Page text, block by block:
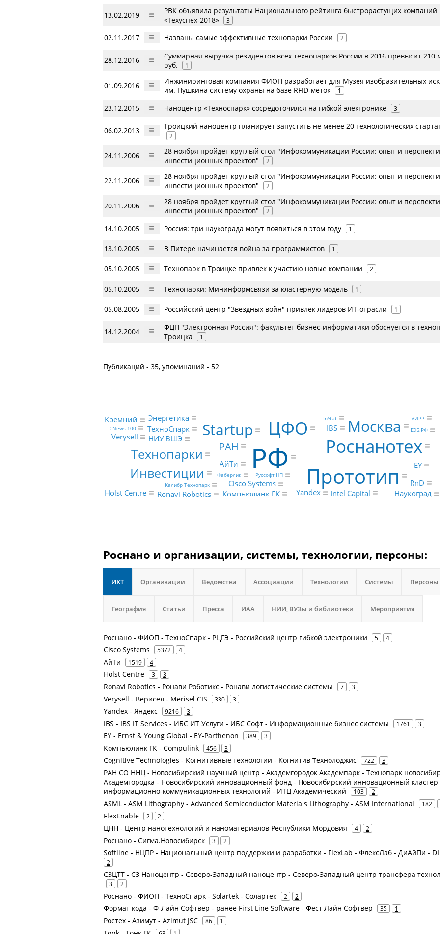
13.02.2019
РВК объявила результаты Национального рейтинга быстрорастущих компаний
«Техуспех-2018»
3
02.11.2017 Названы самые эффективные технопарки России 2
28.12.2016
Суммарная выручка резидентов всех технопарков России в 2016 превысит 210
руб.
1
01.09.2016
Инжиниринговая компания ФИОП разработает для Музея изобразительных
им. Пушкина систему охраны на базе RFID-меток
1
23.12.2015 Наноцентр «Техноспарк» сосредоточился на гибкой электронике 3
06.02.2013 Троицкий наноцентр планирует запустить не менее 20 технологических
2
24.11.2006
28 ноября пройдет круглый стол "Инфокоммуникации России: опыт и
инвестиционных проектов"
2
22.11.2006
28 ноября пройдет круглый стол "Инфокоммуникации России: опыт и
инвестиционных проектов"
2
20.11.2006
28 ноября пройдет круглый стол "Инфокоммуникации России: опыт и
инвестиционных проектов"
2
14.10.2005 Россия: три наукограда могут появиться в этом году 1
13.10.2005 В Питере начинается война за программистов 1
05.10.2005 Технопарк в Троицке привлек к участию новые компании 2
05.10.2005 Технопарки: Мининформсвязи за кластерную модель 1
05.08.2005 Российский центр "Звездных войн" привлек лидеров ИТ-отрасли 1
14.12.2004
ФЦП "Электронная Россия": факультет бизнес-информатики обоснуется в
Троицка
1
Публикаций - 35, упоминаний - 52
РФ
Прототип
Роснанотех
ЦФО Москва
Startup
Технопарки
Инвестиции
РАН
ТехноСпарк
Cisco Systems
АйТи
Энергетика
Кремний
RnD
НИУ ВШЭ
Holst Centre Ronavi Robotics
Verysell
Yandex
IBS
EY
Компьюлинк ГК Intel Capital Наукоград
Фаберлик
InStat
Калибр Технопарк
ВЭБ.РФ
Руссофт НП
CNews 100
АИРР
Роснано и организации, системы, технологии, персоны:
ИКТ Организации Ведомства Ассоциации Технологии Системы Персоны
География Статьи Пресса ИАА НИИ, ВУЗы и библиотеки Мероприятия
Роснано - ФИОП - ТехноСпарк - РЦГЭ - Российский центр гибкой электроники 5 4
Cisco Systems 5372 4
АйТи 1519 4
Holst Centre 3 3
Ronavi Robotics - Ронави Роботикс - Ронави логистические системы 7 3
Verysell - Верисел - Merisel CIS 330 3
Yandex - Яндекс 9216 3
IBS - IBS IT Services - ИБС ИТ Услуги - ИБС Софт - Информационные бизнес системы 1761 3
EY - Ernst & Young Global - EY-Parthenon 389 3
Компьюлинк ГК - Compulink 456 3
Cognitive Technologies - Когнитивные технологии - Когнитив Технолоджис 722 3
РАН СО ННЦ - Новосибирский научный центр - Академгородок Академпарк - Технопарк
Академгородка - Новосибирский инновационный фонд - Новосибирский инновационный кластер
информационно-коммуникационных технологий - ИТЦ Академический
103 2
ASML - ASM Lithography - Advanced Semiconductor Materials Lithography - ASM International 182
FlexEnable 2 2
ЦНН - Центр нанотехнологий и наноматериалов Республики Мордовия 4 2
Роснано - Сигма.Новосибирск 3 2
Softline - НЦПР - Национальный центр поддержки и разработки - FlexLab - ФлексЛаб - ДиАйПи -
2
СЗЦТТ - СЗ Наноцентр - Северо-Западный наноцентр - Северо-Западный центр трансфера
3 2
Роснано - ФИОП - ТехноСпарк - Solartek - Солартек 2 2
Формат кода - Ф-Лайн Софтвер - ранее First Line Software - Фест Лайн Софтвер 35 1
Ростех - Азимут - Azimut JSC 86 1